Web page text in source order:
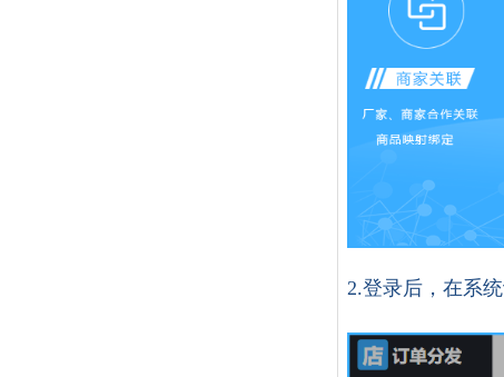
2.登录后，在系